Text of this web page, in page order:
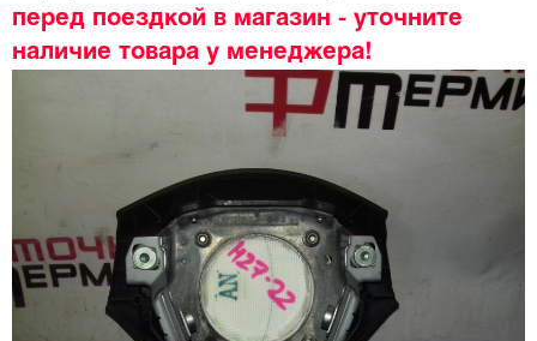
перед поездкой в магазин - уточните
наличие товара у менеджера!